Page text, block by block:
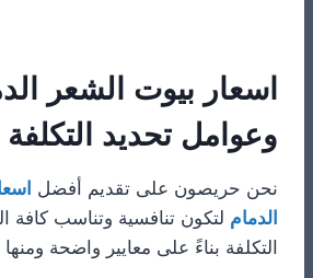
​اسعار بيوت الشعر
وعوامل تحديد التكلفة
​نحن حريصون على تقديم أفضل
الدمام لتكون تنافسية وتناسب كافة
التكلفة بناءً على معايير واضحة ومنها